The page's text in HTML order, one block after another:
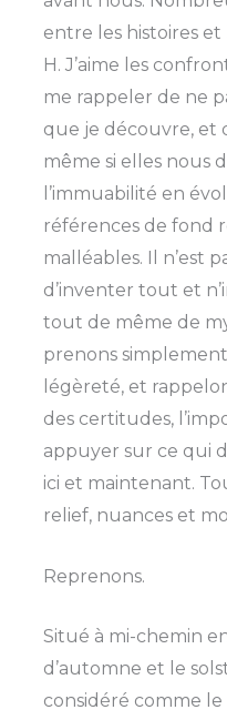
entre les histoires et
H. J’aime les
me rappeler de ne
que je découvre, et
même si elles nous
l’immuabilité en
références de fond
malléables. Il n’est
d’inventer tout et
tout de même de
prenons
légèreté, et
des certitudes,
appuyer sur ce qui
ici et maintenant.
relief, nuances et
Reprenons.
Situé à mi-chemin
d’automne et le
considéré comme